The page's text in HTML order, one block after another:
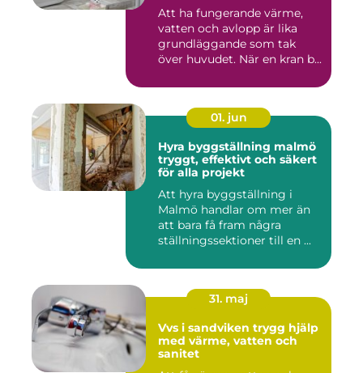
Att ha fungerande värme,
vatten och avlopp är lika
grundläggande som tak
över huvudet. När en kran b...
01. jun
Hyra byggställning malmö
tryggt, effektivt och säkert
för alla projekt
Att hyra byggställning i
Malmö handlar om mer än
att bara få fram några
ställningssektioner till en ...
31. maj
Vvs i sandviken trygg hjälp
med värme, vatten och
sanitet